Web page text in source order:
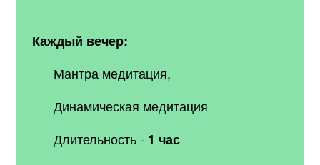
Каждый вечер:
Мантра медитация,
Динамическая медитация
Длительность - 1 час